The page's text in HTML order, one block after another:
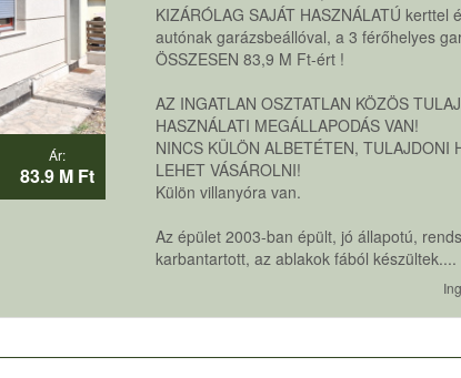
Ár:
83.9 M Ft
KIZÁRÓLAG SAJÁT HASZNÁLATÚ kerttel
autónak garázsbeállóval, a 3 férőhelyes
ÖSSZESEN 83,9 M Ft-ért !
AZ INGATLAN OSZTATLAN KÖZÖS
HASZNÁLATI MEGÁLLAPODÁS VAN!
NINCS KÜLÖN ALBETÉTEN, TULAJDONI
LEHET VÁSÁROLNI!
Külön villanyóra van.
Az épület 2003-ban épült, jó állapotú,
karbantartott, az ablakok fából készültek....